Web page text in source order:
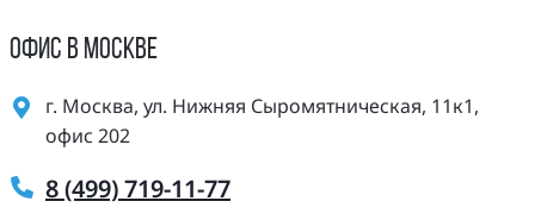
ОФИС В МОСКВЕ
г. Москва, ул. Нижняя Сыромятническая, 11к1,
офис 202
8 (499) 719-11-77